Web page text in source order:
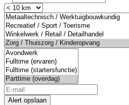
Alert opslaan